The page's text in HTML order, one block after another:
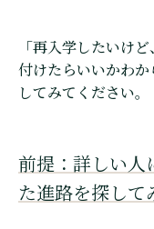
「再入学したいけ
付けたらいいかわ
してみてください。
前提：詳しい人
た進路を探して